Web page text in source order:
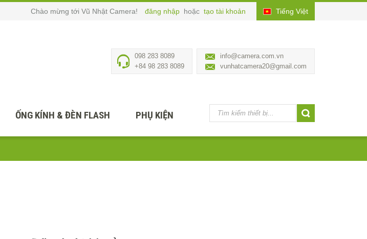
Tiếng Việt
Chào mừng tới Vũ Nhật Camera! đăng nhập hoặc tạo tài khoản
info@camera.com.vn
vunhatcamera20@gmail.com
098 283 8089
+84 98 283 8089
ỐNG KÍNH & ĐÈN FLASH PHỤ KIỆN